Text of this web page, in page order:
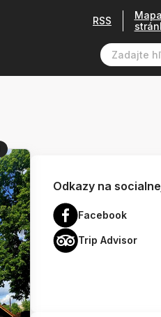
RSS
Mapa
Odkazy na
Facebook
Trip Advisor